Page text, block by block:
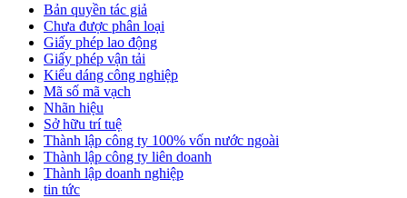
Bản quyền tác giả
Chưa được phân loại
Giấy phép lao động
Giấy phép vận tải
Kiểu dáng công nghiệp
Mã số mã vạch
Nhãn hiệu
Sở hữu trí tuệ
Thành lập công ty 100% vốn nước ngoài
Thành lập công ty liên doanh
Thành lập doanh nghiệp
tin tức